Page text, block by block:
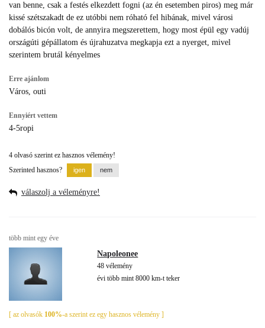
van benne, csak a festés elkezdett fogni (az én esetemben piros) meg már
kissé szétszakadt de ez utóbbi nem róható fel hibának, mivel városi
dobálós bicón volt, de annyira megszerettem, hogy most épül egy vadúj
országúti gépállatom és újrahuzatva megkapja ezt a nyerget, mivel
szerintem brutál kényelmes
Erre ajánlom
Város, outi
Ennyiért vettem
4-5ropi
4 olvasó szerint ez hasznos vélemény!
Szerinted hasznos?
válaszolj a véleményre!
több mint egy éve
Napoleonee
48 vélemény
évi több mint 8000 km-t teker
[ az olvasók 100%-a szerint ez egy hasznos vélemény ]